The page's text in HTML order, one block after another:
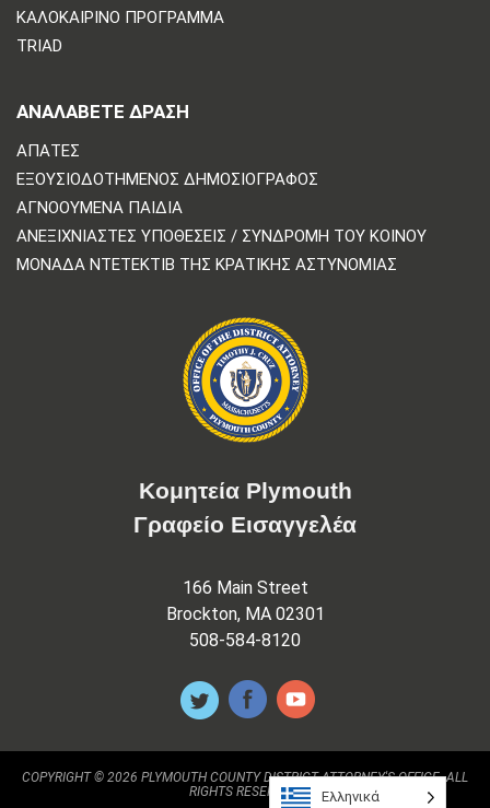
ΚΑΛΟΚΑΙΡΙΝΌ ΠΡΌΓΡΑΜΜΑ
TRIAD
ΑΝΑΛΆΒΕΤΕ ΔΡΆΣΗ
ΑΠΆΤΕΣ
ΕΞΟΥΣΙΟΔΟΤΗΜΈΝΟΣ ΔΗΜΟΣΙΟΓΡΆΦΟΣ
ΑΓΝΟΟΎΜΕΝΑ ΠΑΙΔΙΆ
ΑΝΕΞΙΧΝΊΑΣΤΕΣ ΥΠΟΘΈΣΕΙΣ / ΣΥΝΔΡΟΜΉ ΤΟΥ ΚΟΙΝΟΎ
ΜΟΝΆΔΑ ΝΤΕΤΈΚΤΙΒ ΤΗΣ ΚΡΑΤΙΚΉΣ ΑΣΤΥΝΟΜΊΑΣ
Κομητεία Plymouth
Γραφείο Εισαγγελέα
166 Main Street
Brockton, MA 02301
508-584-8120
COPYRIGHT © 2026 PLYMOUTH COUNTY DISTRICT ATTORNEY'S OFFICE. ALL
RIGHTS RESERVED.
Ελληνικά